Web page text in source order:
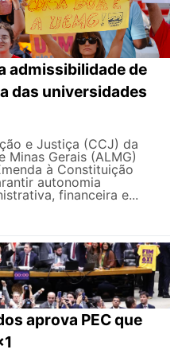
admissibilidade de
das universidades
e Justiça (CCJ) da
Minas Gerais (ALMG)
à Constituição
autonomia
financeira e...
aprova PEC que